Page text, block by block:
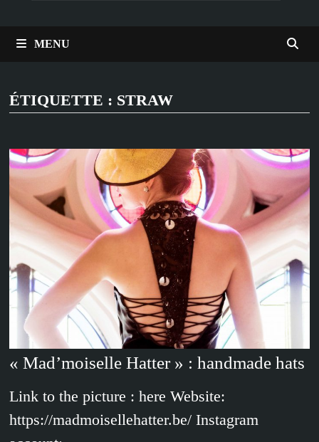
MENU
ÉTIQUETTE : STRAW
« Mad’moiselle Hatter » : handmade hats
Link to the picture : here Website:
https://madmoisellehatter.be/ Instagram